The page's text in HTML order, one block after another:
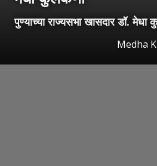
पुण्याच्या राज्यसभा खासदार डॉ. मेधा
Medha